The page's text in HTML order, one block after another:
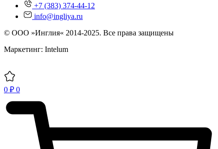
+7 (383) 374-44-12
info@ingliya.ru
© ООО »Инглия« 2014-2025. Все права защищены
Маркетинг: Intelum
0 ₽ 0